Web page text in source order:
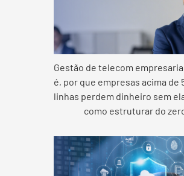
Gestão de telecom
é, por que empresas acima de
linhas perdem dinheiro sem
como estruturar do